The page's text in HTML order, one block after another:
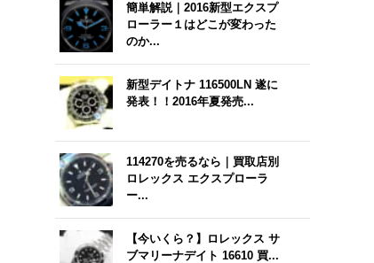
簡単解説｜2016新型エクスプ
ローラー１はどこが変わった
のか...
新型デイトナ 116500LN 遂に
発表！！2016年夏発売...
114270を売るなら｜買取店別
ロレックス エクスプローラ
ー...
【今いくら？】ロレックス サ
ブマリーナデイト 16610 買...